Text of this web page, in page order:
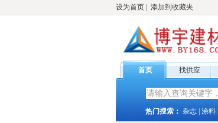
设为首页 添加到收藏夹
首页 找供应
热门搜索： 杂志 涂料